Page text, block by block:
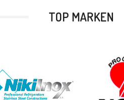
TOP MARKEN